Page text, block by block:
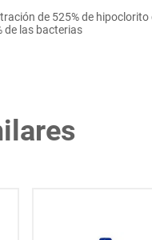
de 525% de
de las bacterias